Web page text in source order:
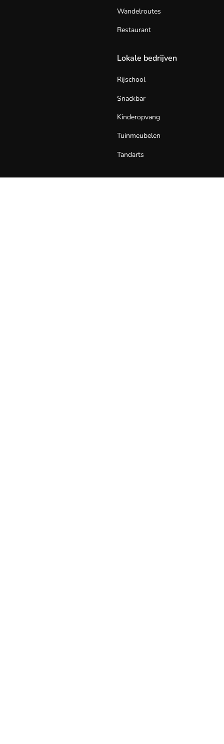
Wandelroutes
Restaurant
Lokale bedrijven
Rijschool
Snackbar
Kinderopvang
Tuinmeubelen
Tandarts